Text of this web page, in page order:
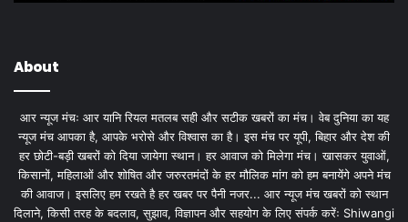
About
आर न्यूज मंचः आर यानि रियल मतलब सही और सटीक खबरों का मंच। वेब दुनिया का यह
न्यूज मंच आपका है, आपके भरोसे और विश्वास का है। इस मंच पर यूपी, बिहार और देश की
हर छोटी-बड़ी खबरों को दिया जायेगा स्थान। हर आवाज को मिलेगा मंच। खासकर युवाओं,
किसानों, महिलाओं और शोषित और जरुरतमंदों के हर मौलिक मांग को हम बनायेंगे अपने मंच
की आवाज। इसलिए हम रखते है हर खबर पर पैनी नजर... आर न्यूज मंच खबरों को स्थान
दिलाने, किसी तरह के बदलाव, सुझाव, विज्ञापन और सहयोग के लिए संपर्क करेंः Shiwangi